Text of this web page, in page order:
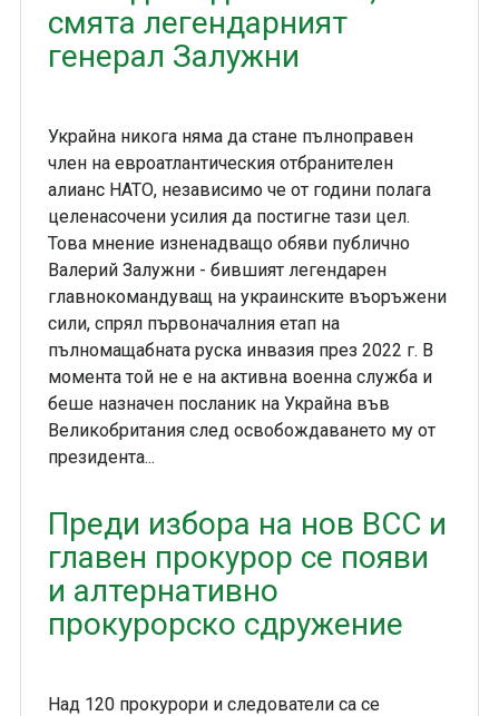
смята легендарният
генерал Залужни
Украйна никога няма да стане пълноправен
член на евроатлантическия отбранителен
алианс НАТО, независимо че от години полага
целенасочени усилия да постигне тази цел.
Това мнение изненадващо обяви публично
Валерий Залужни - бившият легендарен
главнокомандуващ на украинските въоръжени
сили, спрял първоначалния етап на
пълномащабната руска инвазия през 2022 г. В
момента той не е на активна военна служба и
беше назначен посланик на Украйна във
Великобритания след освобождаването му от
президента...
Преди избора на нов ВСС и
главен прокурор се появи
и алтернативно
прокурорско сдружение
Над 120 прокурори и следователи са се